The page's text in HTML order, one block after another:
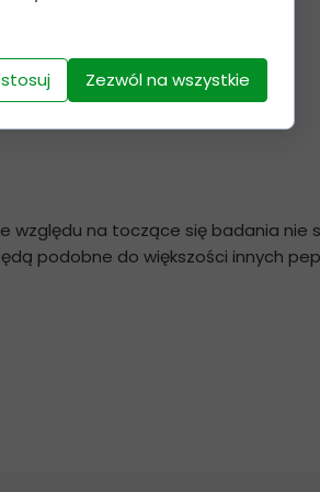
preparat.
na toczące się badania nie
podobne do większości innych
Zezwól na wszystkie